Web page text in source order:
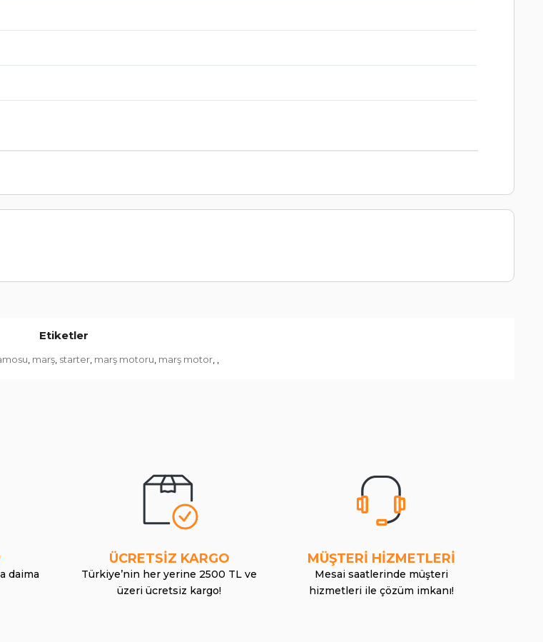
Etiketler
, marş, starter, marş motoru, marş motor, ,
daima
ÜCRETSİZ KARGO
Türkiye’nin her yerine 2500 TL ve
üzeri ücretsiz kargo!
MÜŞTERİ HİZMETLERİ
Mesai saatlerinde müşteri
hizmetleri ile çözüm imkanı!